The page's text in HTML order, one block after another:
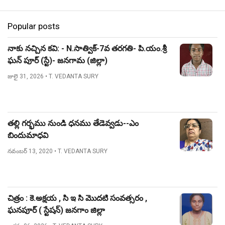
Popular posts
నాకు నచ్చిన కవి: - N.సాత్విక్-7వ తరగతి- పి.యం.శ్రీ
ఘన్ పూర్ (స్టే)- జనగామ (జిల్లా)
జులై 31, 2026 • T. VEDANTA SURY
తల్లి గర్భము నుండి ధనము తేడెవ్వడు--ఎం
బిందుమాధవి
నవంబర్ 13, 2020 • T. VEDANTA SURY
చిత్రం : కె.అక్షయ , సి ఇ సి మొదటి సంవత్సరం ,
ఘనపూర్ ( స్టేషన్) జనగాం జిల్లా